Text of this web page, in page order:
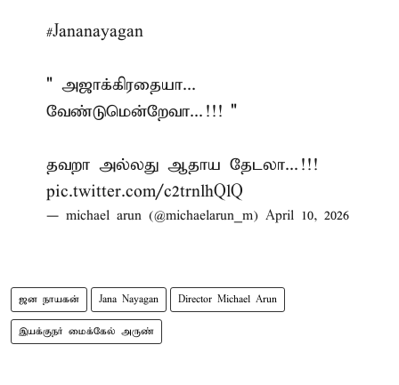
#Jananayagan
" அஜாக்கிரதையா...
வேண்டுமென்றேவா...!!! "
தவறா அல்லது ஆதாய தேடலா...!!!
pic.twitter.com/c2trnlhQlQ
— michael arun (@michaelarun_m) April 10, 2026
ஜன நாயகன் Jana Nayagan Director Michael Arun
இயக்குநர் மைக்கேல் அருண்